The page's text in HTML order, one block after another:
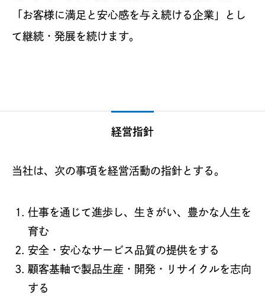
「お客様に満足と安心感を与え続ける企業」とし
て継続・発展を続けます。
経営指針
当社は、次の事項を経営活動の指針とする。
仕事を通じて進歩し、生きがい、豊かな人生を
育む
安全・安心なサービス品質の提供をする
顧客基軸で製品生産・開発・リサイクルを志向
する